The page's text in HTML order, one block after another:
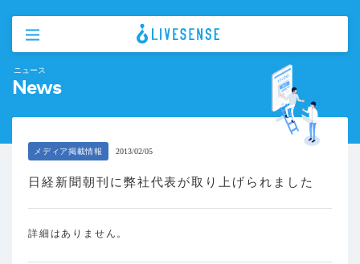
ニュース
News
メディア掲載情報 2013/02/05
日経新聞朝刊に弊社代表が取り上げられました
詳細はありません。